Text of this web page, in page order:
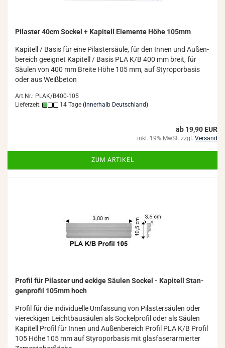
Pi­las­ter 40cm So­ckel + Ka­pi­tell Ele­men­te Höhe 105mm
Ka­pi­tell / Basis für eine Pi­las­ter­säu­le, für den Innen und Au­ßen­
be­reich ge­eig­net Ka­pi­tell / Basis PLA K/B 400 mm breit, für
Säu­len von 400 mm Brei­te Höhe 105 mm, auf Sty­ro­por­ba­sis
oder aus Weiß­be­ton
Art.Nr.: PLAK/B400-105
Lieferzeit:
14 Tage (innerhalb Deutschland)
ab 19,90 EUR
inkl. 19% MwSt. zzgl. Versand
ZUM ARTIKEL
Pro­fil für Pi­las­ter und ecki­ge Säu­len So­ckel - Ka­pi­tell Stan­
gen­pro­fil 105mm hoch
Pro­fil für die in­di­vi­du­el­le Um­fas­sung von Pi­las­ter­säu­len oder
vier­ecki­gen Leicht­bau­säu­len als So­ckel­pro­fil oder als Säu­len
Ka­pi­tell Pro­fil für Innen und Au­ßen­be­reich Pro­fil PLA K/B Pro­fil
105 Höhe 105 mm auf Sty­ro­por­ba­sis mit glas­fa­ser­ar­mier­ter